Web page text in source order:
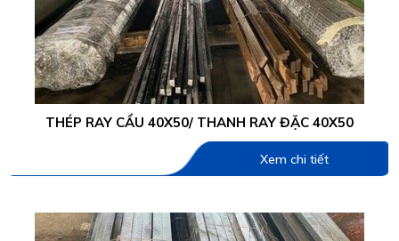
THÉP RAY CẨU 40X50/ THANH RAY ĐẶC 40X50
Xem chi tiết